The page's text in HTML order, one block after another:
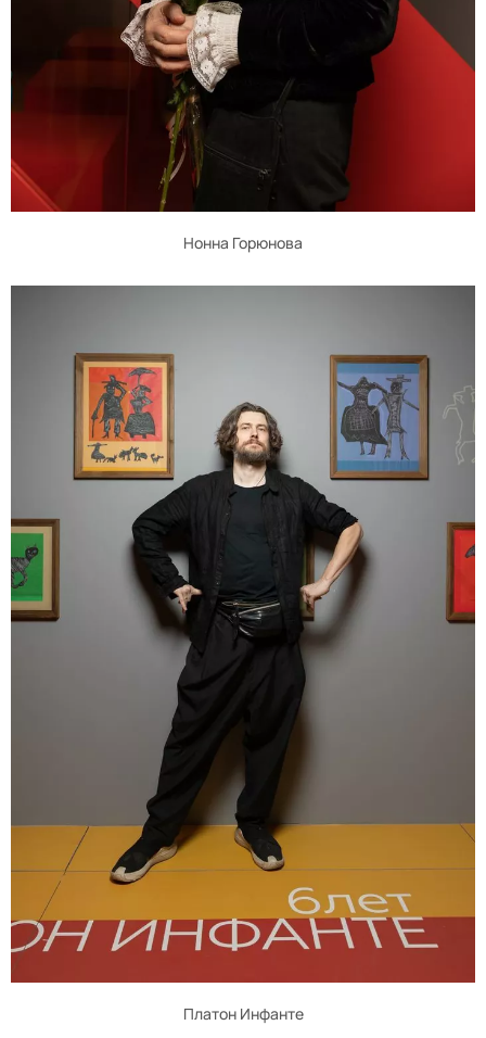
Нонна Горюнова
Платон Инфанте